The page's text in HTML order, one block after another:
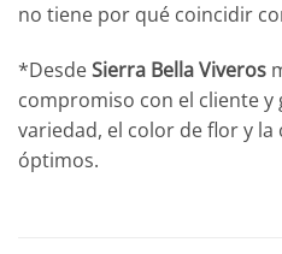
no tiene por qué coincidir
*DesdeSierra Bella Viveros
compromiso con el cliente y
variedad, el color de flor y
óptimos.